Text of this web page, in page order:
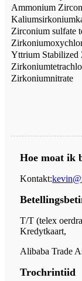
Ammonium
Zirconium sulfate
Yttrium Stabilized
Zirkoniumnitrate
Hoe moat ik
Kontakt:
T/T (telex
Kredytkaart,
Alibaba Trade
Trochrintiid